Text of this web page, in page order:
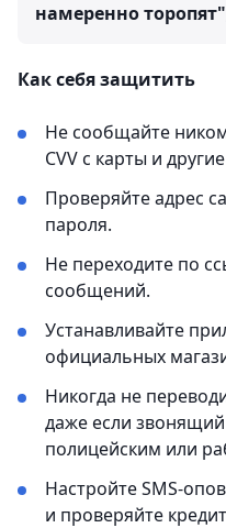
намеренно
Как себя защитить
Не сообщайте
CVV с карты и
Проверяйте адрес
пароля.
Не переходите по
сообщений.
Устанавливайте
официальных
Никогда не
даже если звонящий
полицейским или
Настройте SMS-
и проверяйте